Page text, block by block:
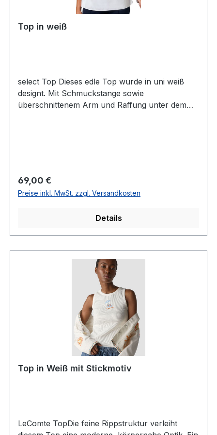
Top in weiß
select Top Dieses edle Top wurde in uni weiß
designt. Mit Schmuckstange sowie
überschnittenem Arm und Raffung unter dem
Polyester 5 % ElasthanModell Nr.:
61437434Farbe: 011
Regulärer Preis:
69,00 €
Preise inkl. MwSt. zzgl. Versandkosten
Details
Top in Weiß mit Stickmotiv
LeComte TopDie feine Rippstruktur verleiht